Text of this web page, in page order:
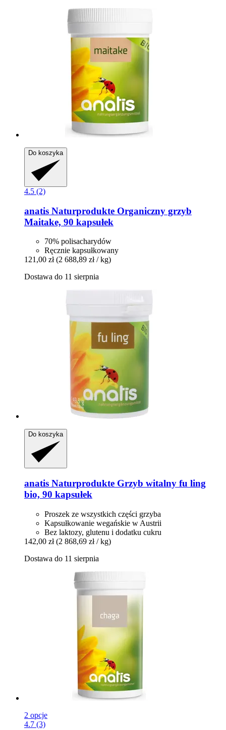
Do koszyka
4.5 (2)
anatis Naturprodukte Organiczny grzyb
Maitake, 90 kapsułek
70% polisacharydów
Ręcznie kapsułkowany
121,00 zł (2 688,89 zł / kg)
Dostawa do 11 sierpnia
Do koszyka
anatis Naturprodukte Grzyb witalny fu ling
bio, 90 kapsułek
Proszek ze wszystkich części grzyba
Kapsułkowanie wegańskie w Austrii
Bez laktozy, glutenu i dodatku cukru
142,00 zł (2 868,69 zł / kg)
Dostawa do 11 sierpnia
2 opcje
4.7 (3)